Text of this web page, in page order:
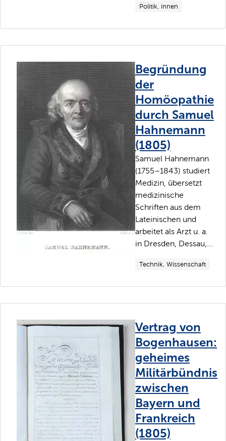
Politik, innen
Begründung
der
Homöopathie
durch Samuel
Hahnemann
(1805)
Samuel Hahnemann
(1755–1843) studiert
Medizin, übersetzt
medizinische
Schriften aus dem
Lateinischen und
arbeitet als Arzt u. a.
in Dresden, Dessau,...
Technik, Wissenschaft
Vertrag von
Bogenhausen:
geheimes
Militärbündnis
zwischen
Bayern und
Frankreich
(1805)